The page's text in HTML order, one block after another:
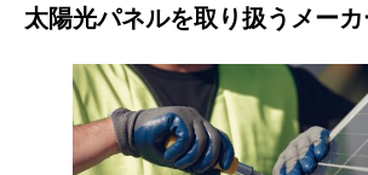
太陽光パネルを取り扱うメーカ